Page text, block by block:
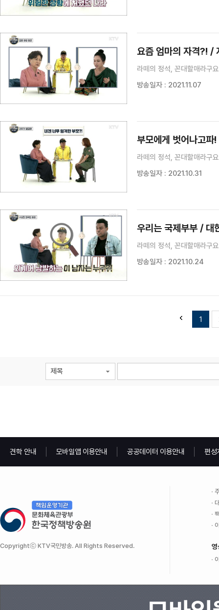
요즘 엄마의 자격?! /
라떼의 정석, 꼰대할매라구
방송일자 : 2021.11.07
부모에게 벗어나고파
라떼의 정석, 꼰대할매라구
방송일자 : 2021.10.31
우리는 국제부부 / 대
라떼의 정석, 꼰대할매라구
방송일자 : 2021.10.24
1
제목
견학 안내 모바일앱 이용안내 공공데이터 이용안내 편성
Copyrightⓒ KTV국민방송. All Rights Reserved. 영